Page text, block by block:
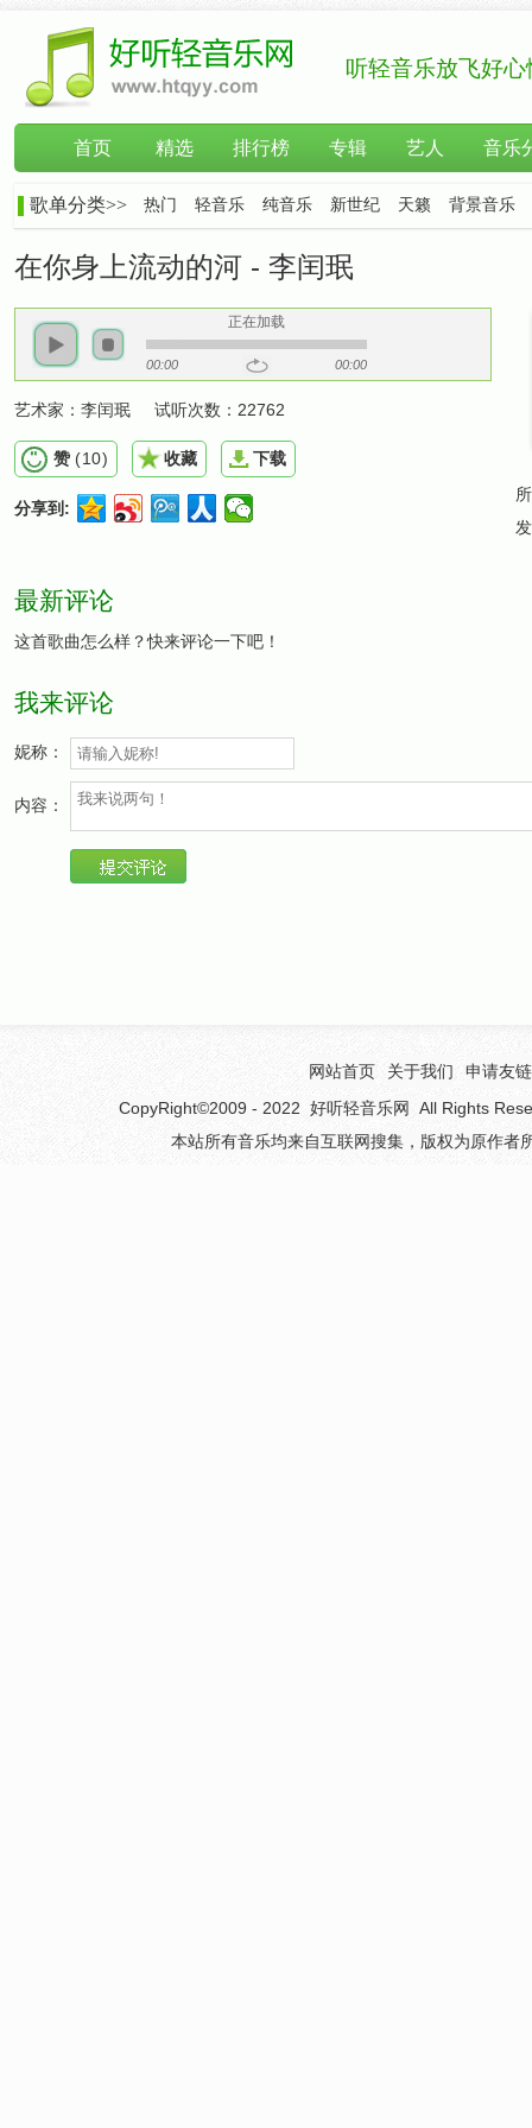
听轻音乐放飞好心
首页 精选 排行榜 专辑 艺人 音乐
歌单分类>> 热门 轻音乐 纯音乐 新世纪 天籁 背景音乐
在你身上流动的河 - 李闰珉
正在加载
00:00 00:00
艺术家： 李闰珉 试听次数： 22762
赞 (10) 收藏 下载
分享到:
最新评论
这首歌曲怎么样？快来评论一下吧！
我来评论
妮称：
内容：
网站首页 关于我们
申请友链
CopyRight©2009 - 2022 好听轻音乐网
All Rights
本站所有音乐均来自互联网搜集，版权为原作者